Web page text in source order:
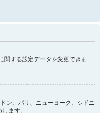
関する設定データを変更できま
ン、パリ、ニューヨーク、シドニ
ます。